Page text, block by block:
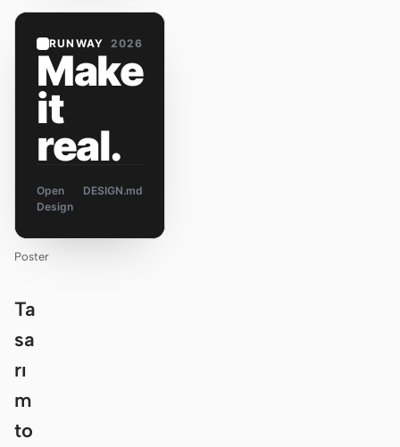
RUNWAY 2026
Make
it
real.
Open
Design
DESIGN.md
Poster
Ta
sa
rı
m
to